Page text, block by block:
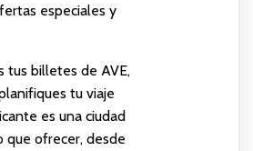
especiales y
tus billetes de AVE,
tu viaje
es una ciudad
que ofrecer, desde